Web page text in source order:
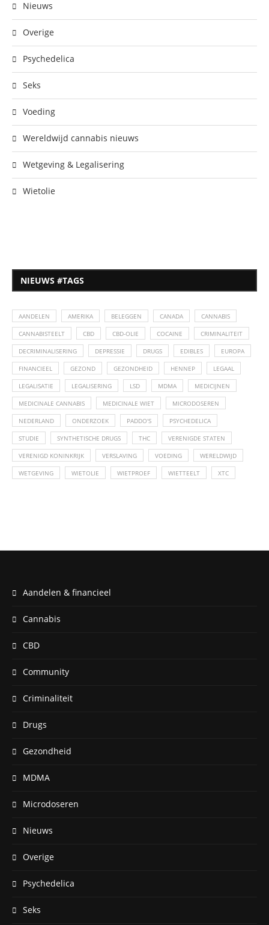
Nieuws
Overige
Psychedelica
Seks
Voeding
Wereldwijd cannabis nieuws
Wetgeving & Legalisering
Wietolie
NIEUWS #TAGS
AANDELEN AMERIKA BELEGGEN CANADA CANNABIS
CANNABISTEELT CBD CBD-OLIE COCAINE CRIMINALITEIT
DECRIMINALISERING DEPRESSIE DRUGS EDIBLES EUROPA
FINANCIEEL GEZOND GEZONDHEID HENNEP LEGAAL
LEGALISATIE LEGALISERING LSD MDMA MEDICIJNEN
MEDICINALE CANNABIS MEDICINALE WIET MICRODOSEREN
NEDERLAND ONDERZOEK PADDO'S PSYCHEDELICA
STUDIE SYNTHETISCHE DRUGS THC VERENIGDE STATEN
VERENIGD KONINKRIJK VERSLAVING VOEDING WERELDWIJD
WETGEVING WIETOLIE WIETPROEF WIETTEELT XTC
Aandelen & financieel
Cannabis
CBD
Community
Criminaliteit
Drugs
Gezondheid
MDMA
Microdoseren
Nieuws
Overige
Psychedelica
Seks